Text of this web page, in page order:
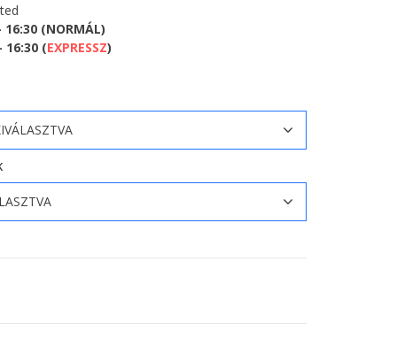
16:30 (NORMÁL)
16:30 (EXPRESSZ)